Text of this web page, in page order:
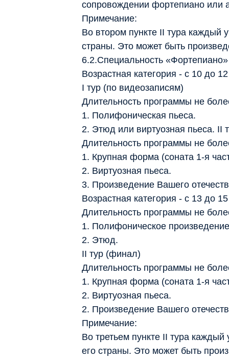
сопровождении фортепиано или
Примечание:
Во втором пункте II тура каждый
страны. Это может быть
6.2.Специальность «Фортепиано»
Возрастная категория - с 10 до
I тур (по видеозаписям)
Длительность программы не
1. Полифоническая пьеса.
2. Этюд или виртуозная пьеса. II
Длительность программы не
1. Крупная форма (соната 1-я
2. Виртуозная пьеса.
3. Произведение Вашего
Возрастная категория - с 13 до
Длительность программы не
1. Полифоническое
2. Этюд.
II тур (финал)
Длительность программы не
1. Крупная форма (соната 1-я
2. Виртуозная пьеса.
2. Произведение Вашего
Примечание:
Во третьем пункте II тура
его страны. Это может быть